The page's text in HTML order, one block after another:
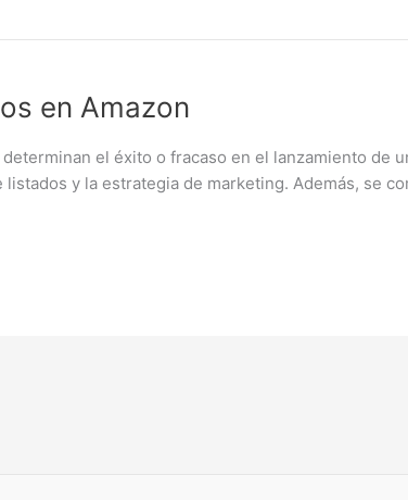
en Amazon
el éxito o fracaso en el lanzamiento de
y la estrategia de marketing. Además, se